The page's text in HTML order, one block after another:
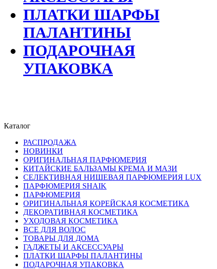
ПЛАТКИ ШАРФЫ
ПАЛАНТИНЫ
ПОДАРОЧНАЯ
УПАКОВКА
Каталог
РАСПРОДАЖА
НОВИНКИ
ОРИГИНАЛЬНАЯ ПАРФЮМЕРИЯ
КИТАЙСКИЕ БАЛЬЗАМЫ КРЕМА И МАЗИ
СЕЛЕКТИВНАЯ НИШЕВАЯ ПАРФЮМЕРИЯ LUX
ПАРФЮМЕРИЯ SHAIK
ПАРФЮМЕРИЯ
ОРИГИНАЛЬНАЯ КОРЕЙСКАЯ КОСМЕТИКА
ДЕКОРАТИВНАЯ КОСМЕТИКА
УХОДОВАЯ КОСМЕТИКА
ВСЕ ДЛЯ ВОЛОС
ТОВАРЫ ДЛЯ ДОМА
ГАДЖЕТЫ И АКСЕССУАРЫ
ПЛАТКИ ШАРФЫ ПАЛАНТИНЫ
ПОДАРОЧНАЯ УПАКОВКА